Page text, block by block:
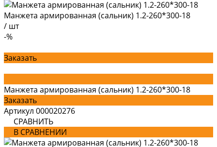
Манжета армированная (сальник) 1.2-260*300-18
/ шт
-%
Заказать
Манжета армированная (сальник) 1.2-260*300-18
Заказать
Артикул 000020276
СРАВНИТЬ
В СРАВНЕНИИ